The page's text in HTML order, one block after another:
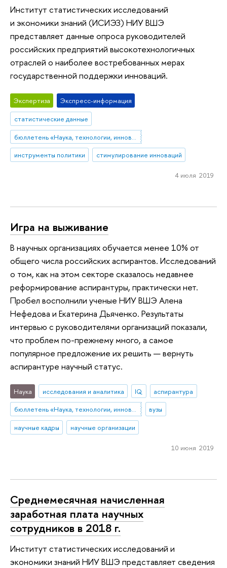
Институт статистических исследований
и экономики знаний (ИСИЭЗ) НИУ ВШЭ
представляет данные опроса руководителей
российских предприятий высокотехнологичных
отраслей о наиболее востребованных мерах
государственной поддержки инноваций.
Экспертиза
Экспресс-информация
статистические данные
инструменты политики
стимулирование инноваций
4 июля 2019
Игра на выживание
В научных организациях обучается менее 10% от
общего числа российских аспирантов. Исследований
о том, как на этом секторе сказалось недавнее
реформирование аспирантуры, практически нет.
Пробел восполнили ученые НИУ ВШЭ Алена
Нефедова и Екатерина Дьяченко. Результаты
интервью с руководителями организаций показали,
что проблем по-прежнему много, а самое
популярное предложение их решить — вернуть
аспирантуре научный статус.
Наука исследования и аналитика IQ
аспирантура
бюллетень «Наука, технологии, инновации»
вузы
научные кадры
научные организации
10 июня 2019
Среднемесячная начисленная
заработная плата научных
сотрудников в 2018 г.
Институт статистических исследований и
экономики знаний НИУ ВШЭ представляет сведения